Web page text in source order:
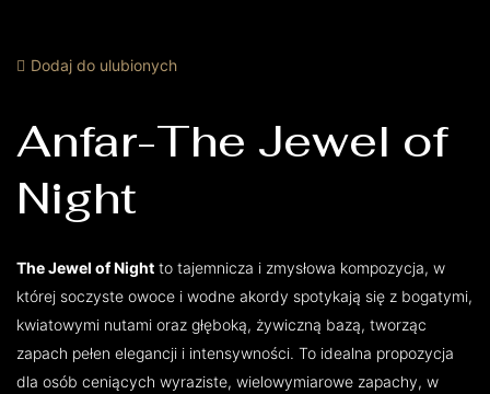
Dodaj do ulubionych
Anfar-The Jewel of
Night
The Jewel of Night to tajemnicza i zmysłowa kompozycja, w
której soczyste owoce i wodne akordy spotykają się z bogatymi,
kwiatowymi nutami oraz głęboką, żywiczną bazą, tworząc
zapach pełen elegancji i intensywności. To idealna propozycja
dla osób ceniących wyraziste, wielowymiarowe zapachy, w